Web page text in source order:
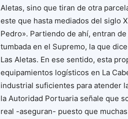
Aletas, sino que tiran de otra
este que hasta mediados del siglo
Pedro». Partiendo de ahí, entran
tumbada en el Supremo, la que
Las Aletas. En ese sentido, esta
equipamientos logísticos en La
industrial suficientes para atender
la Autoridad Portuaria señale que
real -aseguran- puesto que